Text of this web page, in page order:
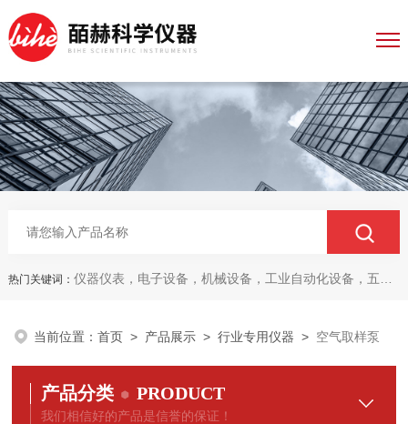
热门关键词： 仪器仪表，电子设备，机械设备，工业自动化设备，五金产品，电线电缆，金属材料，电子
当前位置：首页 > 产品展示 >行业专用仪器 > 空气取样泵
产品分类 PRODUCT
我们相信好的产品是信誉的保证！